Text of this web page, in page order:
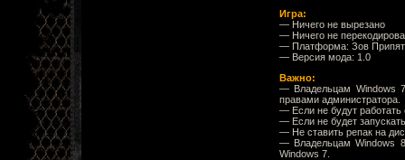
Игра:
— Ничего не вырезано
— Ничего не
— Платформа: Зов
— Версия мода: 1.0
Важно:
— Владельцам Windows
правами администратора.
— Если не будут работать
— Если не будет
— Не ставить репак на
— Владельцам Windows
Windows 7.